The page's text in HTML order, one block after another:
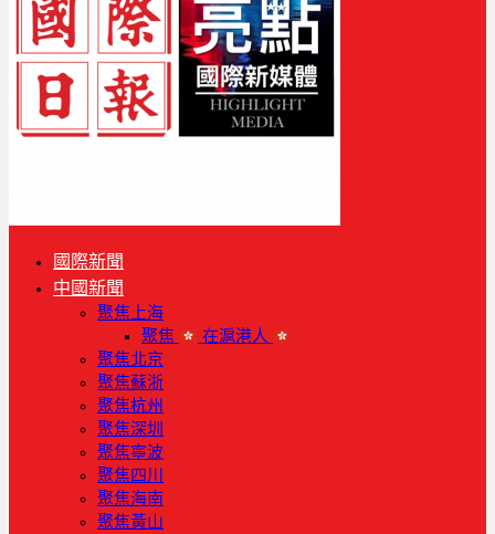
國際新聞
中國新聞
聚焦上海
聚焦
在滬港人
聚焦北京
聚焦蘇浙
聚焦杭州
聚焦深圳
聚焦寧波
聚焦四川
聚焦海南
聚焦黃山